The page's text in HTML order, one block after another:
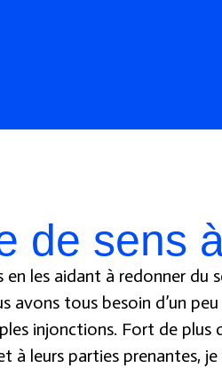
de sens
les aidant à redonner du
tous besoin d’un
injonctions. Fort de plus
leurs parties prenantes,